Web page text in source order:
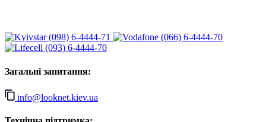
(098) 6-4444-71
(066) 6-4444-70
(093) 6-4444-70
Загальні запитання:
info@looknet.kiev.ua